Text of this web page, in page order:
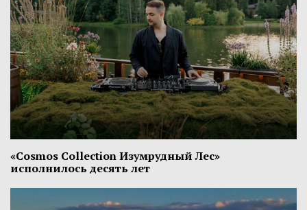
«Cosmos Collection Изумрудный Лес»
исполнилось десять лет